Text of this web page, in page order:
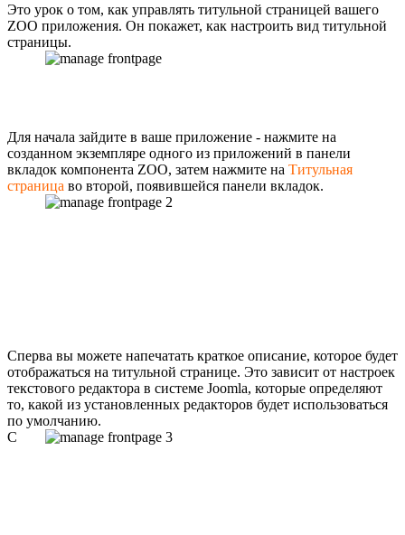
Это урок о том, как управлять титульной страницей вашего
ZOO приложения. Он покажет, как настроить вид титульной
страницы.
Для начала зайдите в ваше приложение - нажмите на
созданном экземпляре одного из приложений в панели
вкладок компонента ZOO, затем нажмите на Титульная
страница во второй, появившейся панели вкладок.
Сперва вы можете напечатать краткое описание, которое будет
отображаться на титульной странице. Это зависит от настроек
текстового редактора в системе Joomla, которые определяют
то, какой из установленных редакторов будет использоваться
по умолчанию.
С